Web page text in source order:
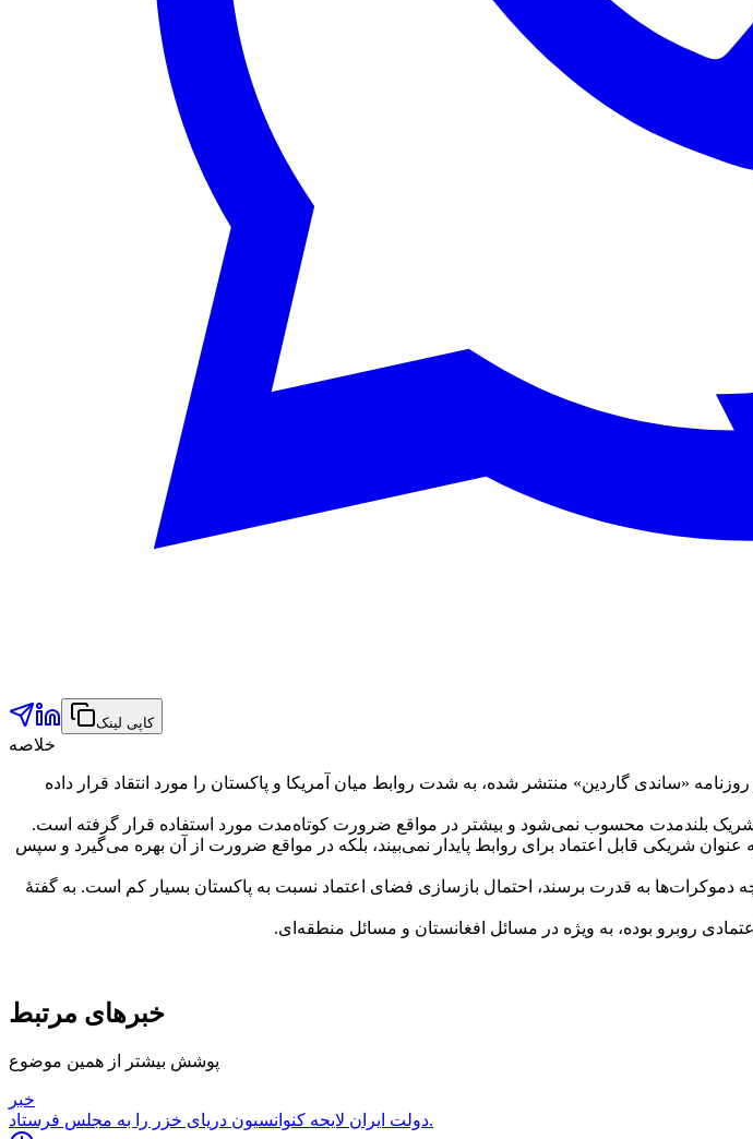
کاپی لینک
خلاصه
«ساندی گاردین» منتشر شده، به شدت روابط میان آمریکا و پاکستان را مورد انتقاد قرار داده
شریک بلندمدت محسوب نمی‌شود و بیشتر در مواقع ضرورت کوتاه‌مدت مورد استفاده قرار گرفته است.
عنوان شریکی قابل اعتماد برای روابط پایدار نمی‌بیند، بلکه در مواقع ضرورت از آن بهره می‌گیرد و سپس
به قدرت برسند، احتمال بازسازی فضای اعتماد نسبت به پاکستان بسیار کم است. به گفتهٔ
روبرو بوده، به ویژه در مسائل افغانستان و مسائل منطقه‌ای.
خبرهای مرتبط
پوشش بیشتر از همین موضوع
خبر
دولت ايران لايحه كنوانسيون درياى خزر را به مجلس فرستاد.